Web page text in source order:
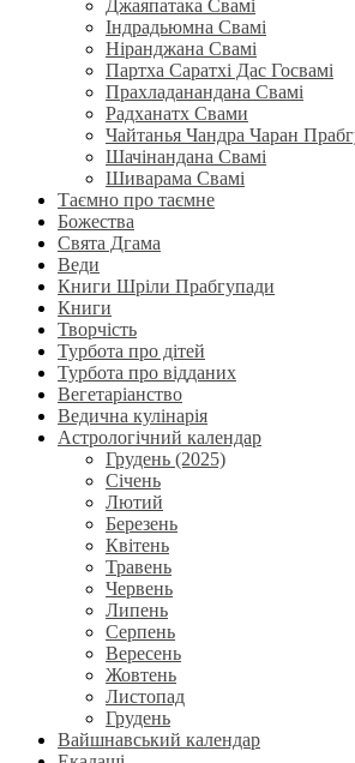
Джаяпатака Свамі
Індрадьюмна Свамі
Ніранджана Свамі
Партха Саратхі Дас Госвамі
Прахладанандана Свамі
Радханатх Свами
Чайтанья Чандра Чаран
Шачінандана Свамі
Шиварама Свамі
Таємно про таємне
Божества
Свята Дгама
Веди
Книги Шріли Прабгупади
Книги
Творчість
Турбота про дітей
Турбота про відданих
Вегетаріанство
Ведична кулінарія
Астрологічний календар
Грудень (2025)
Січень
Лютий
Березень
Квітень
Травень
Червень
Липень
Серпень
Вересень
Жовтень
Листопад
Грудень
Вайшнавський календар